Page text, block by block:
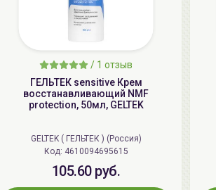
/ 1 отзыв
ГЕЛЬТЕК sensitive Крем
восстанавливающий NMF
protection, 50мл, GELTEK
GELTEK ( ГЕЛЬТЕК ) (Россия)
Код: 4610094695615
105.60 руб.